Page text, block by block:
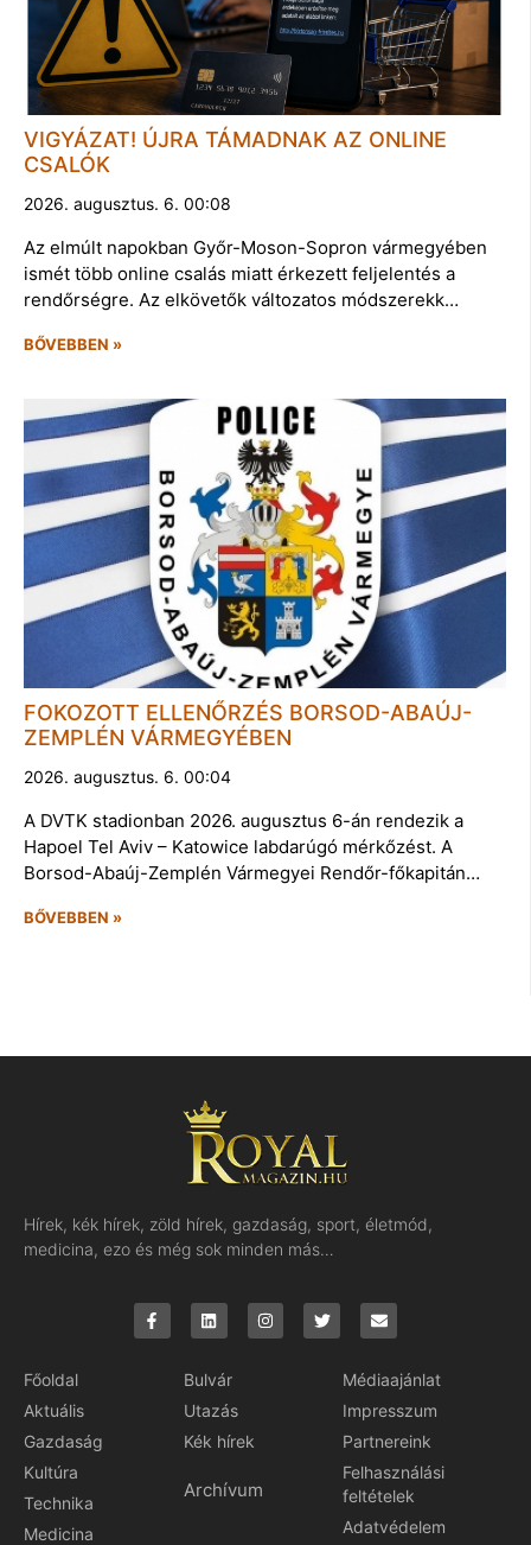
VIGYÁZAT! ÚJRA TÁMADNAK AZ ONLINE
CSALÓK
2026. augusztus. 6. 00:08
Az elmúlt napokban Győr-Moson-Sopron vármegyében
ismét több online csalás miatt érkezett feljelentés a
rendőrségre. Az elkövetők változatos módszerekk…
BŐVEBBEN »
FOKOZOTT ELLENŐRZÉS BORSOD-ABAÚJ-
ZEMPLÉN VÁRMEGYÉBEN
2026. augusztus. 6. 00:04
A DVTK stadionban 2026. augusztus 6-án rendezik a
Hapoel Tel Aviv – Katowice labdarúgó mérkőzést. A
Borsod-Abaúj-Zemplén Vármegyei Rendőr-főkapitán…
BŐVEBBEN »
Hírek, kék hírek, zöld hírek, gazdaság, sport, életmód,
medicina, ezo és még sok minden más…
Főoldal
Aktuális
Gazdaság
Kultúra
Technika
Medicina
Bulvár
Utazás
Kék hírek
Archívum
Médiaajánlat
Impresszum
Partnereink
Felhasználási
feltételek
Adatvédelem